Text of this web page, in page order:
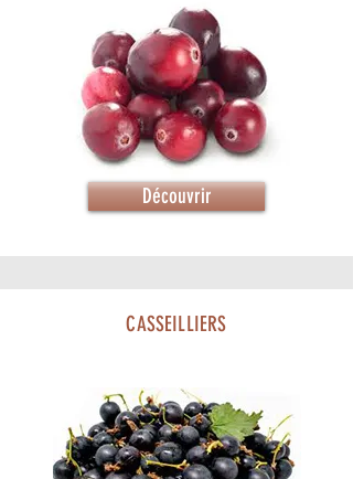
Découvrir
CASSEILLIERS